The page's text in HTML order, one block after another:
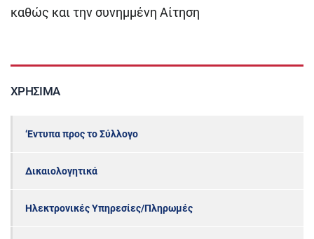
καθώς και την συνημμένη Αίτηση
ΧΡΉΣΙΜΑ
‘Εντυπα προς το Σύλλογο
Δικαιολογητικά
Ηλεκτρονικές Υπηρεσίες/Πληρωμές